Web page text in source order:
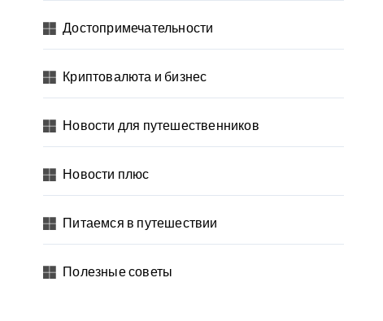
Достопримечательности
Криптовалюта и бизнес
Новости для путешественников
Новости плюс
Питаемся в путешествии
Полезные советы